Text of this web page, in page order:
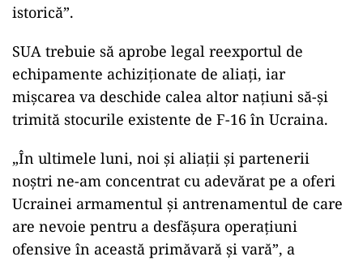
istorică”.
SUA trebuie să aprobe legal reexportul de
echipamente achiziţionate de aliaţi, iar
mişcarea va deschide calea altor naţiuni să-şi
trimită stocurile existente de F-16 în Ucraina.
„În ultimele luni, noi şi aliaţii şi partenerii
noştri ne-am concentrat cu adevărat pe a oferi
Ucrainei armamentul şi antrenamentul de care
are nevoie pentru a desfăşura operaţiuni
ofensive în această primăvară şi vară”, a